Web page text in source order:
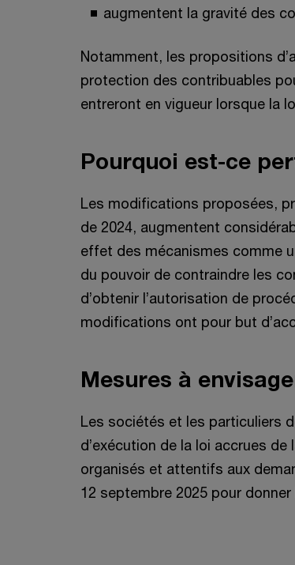
augmentent la gravité des
Notamment, les propositions
protection des contribuables
entreront en vigueur lorsque la
Pourquoi est-ce
Les modifications proposées,
de 2024, augmentent
effet des mécanismes comme
du pouvoir de contraindre les
d’obtenir l’autorisation de
modifications ont pour but
Mesures à
Les sociétés et les particuliers
d’exécution de la loi accrues de
organisés et attentifs aux
12 septembre 2025 pour